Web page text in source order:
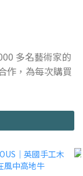
多名藝術家的
作，為每次購買